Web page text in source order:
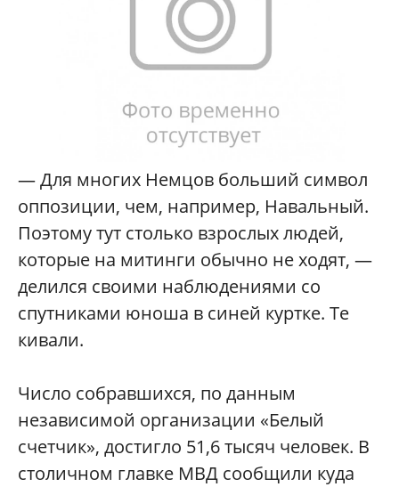
— Для многих Немцов больший символ
оппозиции, чем, например, Навальный.
Поэтому тут столько взрослых людей,
которые на митинги обычно не ходят, —
делился своими наблюдениями со
спутниками юноша в синей куртке. Те
кивали.
Число собравшихся, по данным
независимой организации «Белый
счетчик», достигло 51,6 тысяч человек. В
столичном главке МВД сообщили куда